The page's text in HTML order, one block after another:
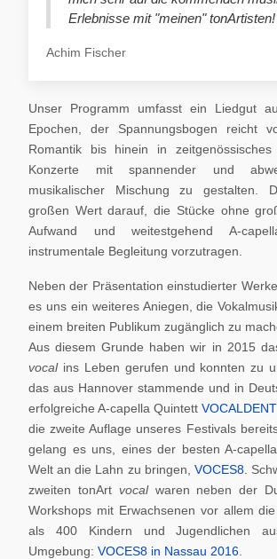
Erlebnisse mit "meinen"
Achim Fischer
Unser Programm umfasst ein Liedgut
Epochen, der Spannungsbogen reicht
Romantik bis hinein in
Konzerte mit spannender und
musikalischer Mischung zu gestalten.
großen Wert darauf, die Stücke ohne
Aufwand und weitestgehend A-
instrumentale Begleitung vorzutragen.
Neben der Präsentation einstudierter
es uns ein weiteres Aniegen, die
einem breiten Publikum zugänglich zu
Aus diesem Grunde haben wir in 2015
vocal ins Leben gerufen und konnten zu
das aus Hannover stammende und in
erfolgreiche A-capella Quintett
die zweite Auflage unseres Festivals
gelang es uns, eines der besten A-
Welt an die Lahn zu bringen, VOCES8.
zweiten tonArt vocalwaren neben der
Workshops mit Erwachsenen vor allem
als 400 Kindern und Jugendlichen
Umgebung: VOCES8 in Nassau 2016